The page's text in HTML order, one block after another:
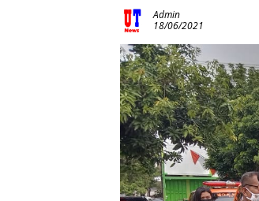
Admin
18/06/2021